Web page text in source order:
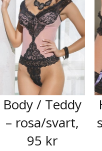
Body / Teddy
– rosa/svart,
95 kr